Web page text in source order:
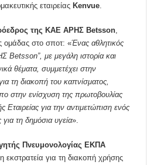
εταιρείαςKenvue
της ΚΑΕ ΑΡΗΣ Betsson
ομάδας στο σποτ: «Ένας αθλητικός
με μεγάλη ιστορία και
θέματα, συμμετέχει στην
τη διακοπή του καπνίσματος,
στην ενίσχυση της πρωτοβουλίας
Εταιρείας για την αντιμετώπιση ενός
για τη δημόσια υγεία».
Πνευμονολογίας ΕΚΠΑ
η εκστρατεία για τη διακοπή χρήσης